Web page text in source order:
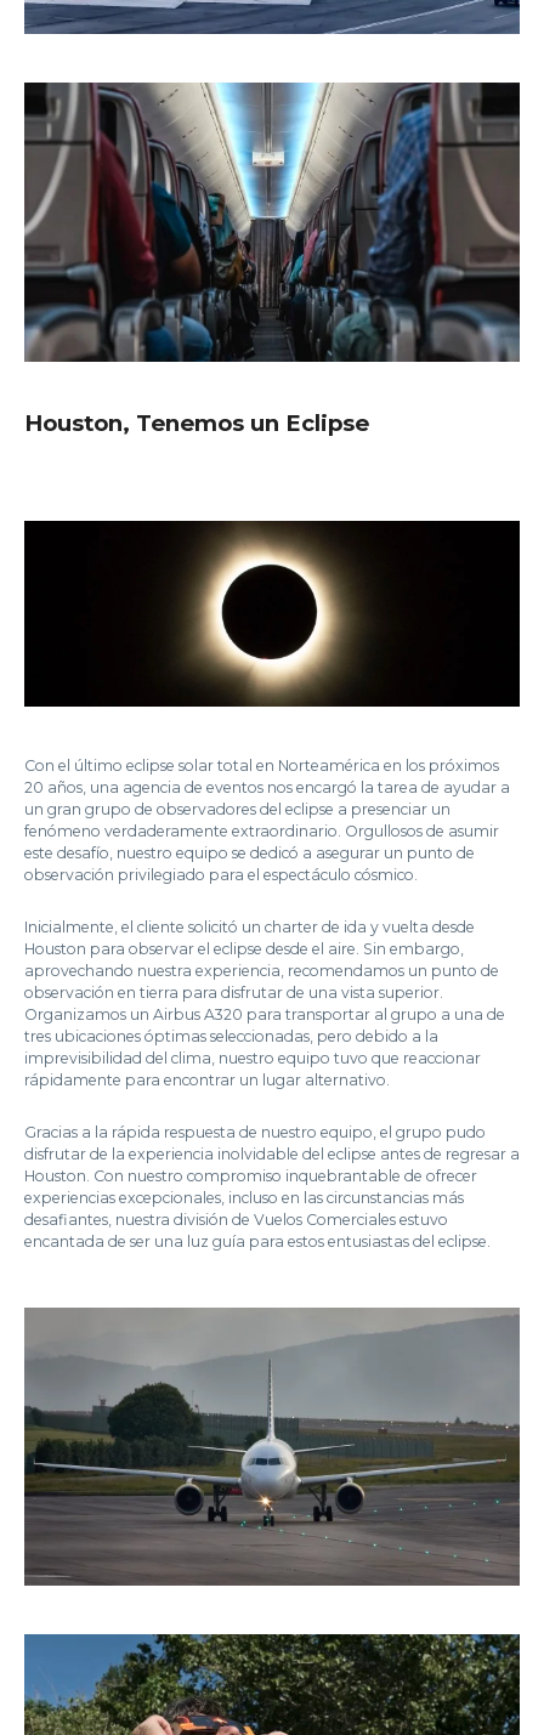
Houston, Tenemos un Eclipse
Con el último eclipse solar total en Norteamérica en los próximos
20 años, una agencia de eventos nos encargó la tarea de ayudar a
un gran grupo de observadores del eclipse a presenciar un
fenómeno verdaderamente extraordinario. Orgullosos de asumir
este desafío, nuestro equipo se dedicó a asegurar un punto de
observación privilegiado para el espectáculo cósmico.
Inicialmente, el cliente solicitó un charter de ida y vuelta desde
Houston para observar el eclipse desde el aire. Sin embargo,
aprovechando nuestra experiencia, recomendamos un punto de
observación en tierra para disfrutar de una vista superior.
Organizamos un Airbus A320 para transportar al grupo a una de
tres ubicaciones óptimas seleccionadas, pero debido a la
imprevisibilidad del clima, nuestro equipo tuvo que reaccionar
rápidamente para encontrar un lugar alternativo.
Gracias a la rápida respuesta de nuestro equipo, el grupo pudo
disfrutar de la experiencia inolvidable del eclipse antes de regresar a
Houston. Con nuestro compromiso inquebrantable de ofrecer
experiencias excepcionales, incluso en las circunstancias más
desafiantes, nuestra división de Vuelos Comerciales estuvo
encantada de ser una luz guía para estos entusiastas del eclipse.